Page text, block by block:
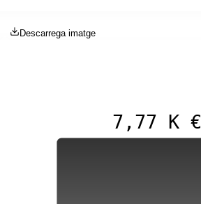
Descarrega imatge
7,77 K €